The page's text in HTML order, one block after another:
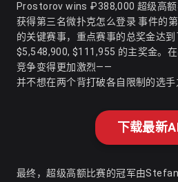
Prostorov wins ₽388,000 超级高
获得第三名微扑克怎么登录事件的
的关键赛事，重点赛事的总奖金达
$5,548,900, $111,955 的主奖金。在
竞争变得更加激烈——
并不想在两个背打破各自限制的选手
下载最新
最终，超级高额比赛的冠军由